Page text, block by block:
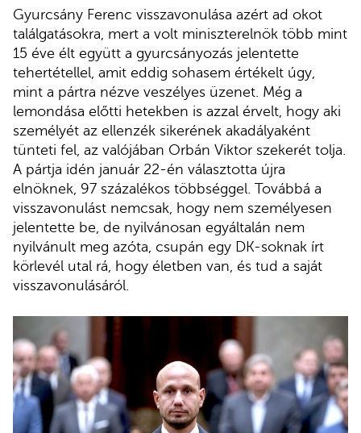
Gyurcsány Ferenc visszavonulása azért ad okot
találgatásokra, mert a volt miniszterelnök több mint
15 éve élt együtt a gyurcsányozás jelentette
tehertétellel, amit eddig sohasem értékelt úgy,
mint a pártra nézve veszélyes üzenet. Még a
lemondása előtti hetekben is azzal érvelt, hogy aki
személyét az ellenzék sikerének akadályaként
tünteti fel, az valójában Orbán Viktor szekerét tolja.
A pártja idén január 22-én választotta újra
elnöknek, 97 százalékos többséggel. Továbbá a
visszavonulást nemcsak, hogy nem személyesen
jelentette be, de nyilvánosan egyáltalán nem
nyilvánult meg azóta, csupán egy DK-soknak írt
körlevél utal rá, hogy életben van, és tud a saját
visszavonulásáról.